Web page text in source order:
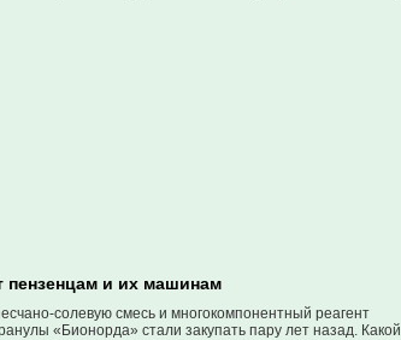
пензенцам и их машинам
солевую смесь и многокомпонентный реагент
«Бионорда» стали закупать пару лет назад. Какой